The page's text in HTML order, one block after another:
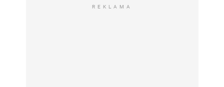
REKLAMA